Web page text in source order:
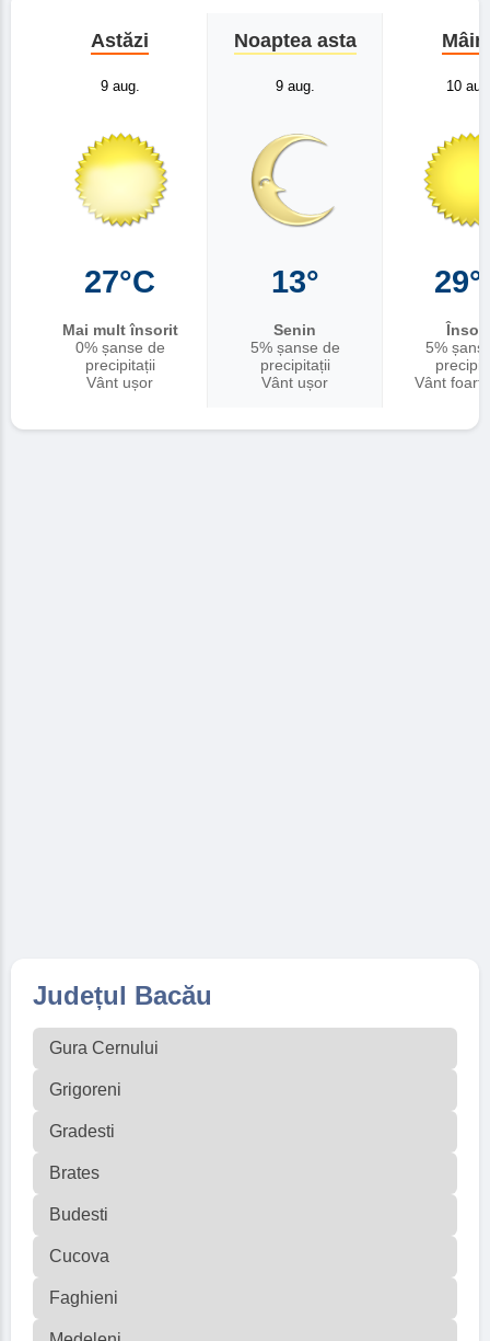
Astăzi
9 aug.
27°C
Mai mult însorit
0% șanse de
precipitații
Vânt ușor
Noaptea asta
9 aug.
13°
Senin
5% șanse de
precipitații
Vânt ușor
10
5%
Vânt
Județul Bacău
Gura Cernului
Grigoreni
Gradesti
Brates
Budesti
Cucova
Faghieni